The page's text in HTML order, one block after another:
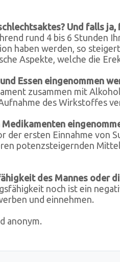
Und falls ja,
rund 4 bis 6 Stunden
haben werden, so
Aspekte, welche die
Essen eingenommen
zusammen mit
des Wirkstoffes
der ersten Einnahme von
potenzsteigernden
des Mannes oder
noch ist ein
und einnehmen.
anonym.